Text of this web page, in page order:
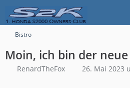
Bistro
Moin, ich bin der neue
RenardTheFox 26. Mai 2023